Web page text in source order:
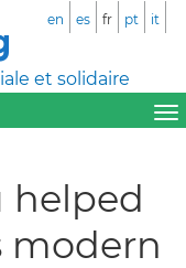
et solidaire
en es fr pt it
helped
modern